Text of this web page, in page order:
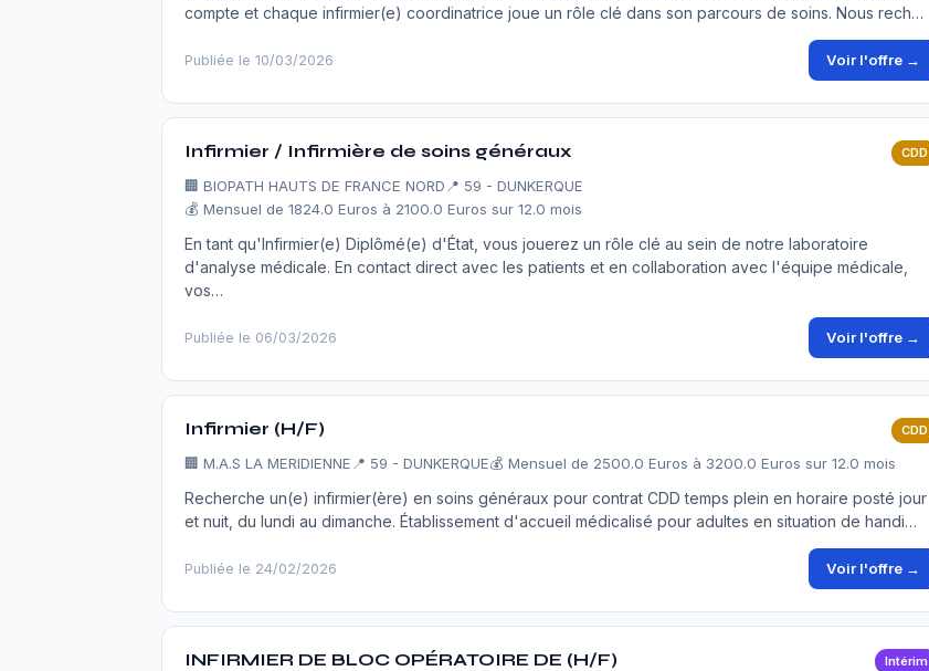
compte et chaque infirmier(e) coordinatrice joue un rôle clé dans son parcours de soins. Nous rech…
Publiée le 10/03/2026 Voir l'offre →
Infirmier / Infirmière de soins généraux CDD
🏢 BIOPATH HAUTS DE FRANCE NORD 📍 59 - DUNKERQUE
💰 Mensuel de 1824.0 Euros à 2100.0 Euros sur 12.0 mois
En tant qu'Infirmier(e) Diplômé(e) d'État, vous jouerez un rôle clé au sein de notre laboratoire
d'analyse médicale. En contact direct avec les patients et en collaboration avec l'équipe médicale,
vos…
Publiée le 06/03/2026 Voir l'offre →
Infirmier (H/F) CDD
🏢 M.A.S LA MERIDIENNE 📍 59 - DUNKERQUE💰 Mensuel de 2500.0 Euros à 3200.0 Euros sur 12.0 mois
Recherche un(e) infirmier(ère) en soins généraux pour contrat CDD temps plein en horaire posté jour
et nuit, du lundi au dimanche. Établissement d'accueil médicalisé pour adultes en situation de handi…
Publiée le 24/02/2026 Voir l'offre →
INFIRMIER DE BLOC OPÉRATOIRE DE (H/F) Intérim